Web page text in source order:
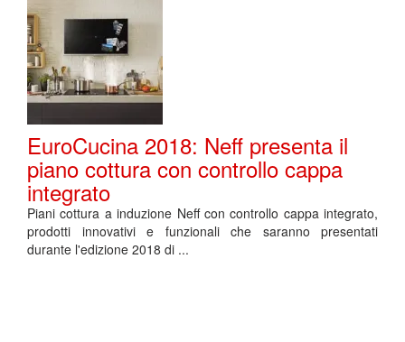
EuroCucina 2018: Neff presenta il
piano cottura con controllo cappa
integrato
Piani cottura a induzione Neff con controllo cappa integrato,
prodotti innovativi e funzionali che saranno presentati
durante l'edizione 2018 di ...